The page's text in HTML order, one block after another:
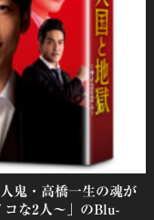
鬼・高橋一生の魂が
コな2人〜」のBlu-